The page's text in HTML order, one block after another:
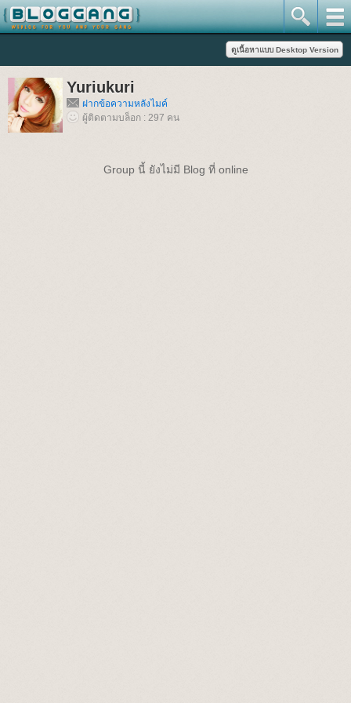
Yuriukuri
ฝากข้อความหลังไมค์
ผู้ติดตามบล็อก : 297 คน
Group นี้ ยังไม่มี Blog ที่ online